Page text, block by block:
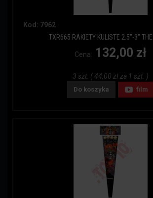
Kod: 7962
TXR665 RAKIETY KULISTE 2.5"-3" THE
Cena: 132,00 zł
3 szt. ( 44,00 zł za 1 szt. )
Do koszyka film